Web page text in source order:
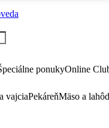
ponukyOnline
vajciaPekáreňMäso a